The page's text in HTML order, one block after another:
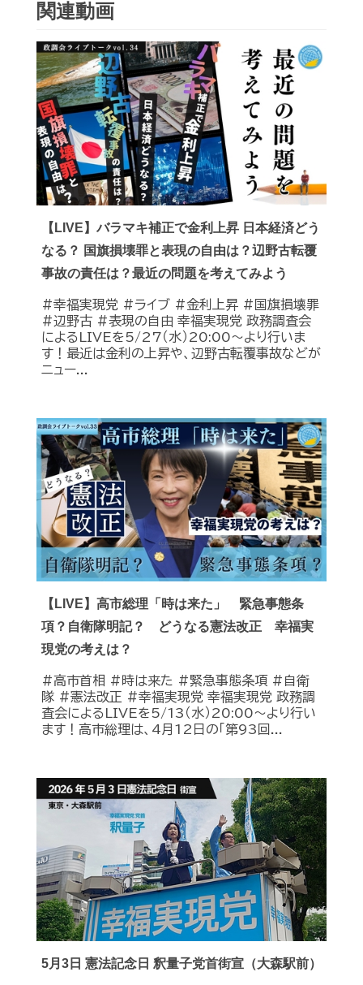
関連動画
【LIVE】バラマキ補正で金利上昇 日本経済どう
なる？ 国旗損壊罪と表現の自由は？辺野古転覆
事故の責任は？最近の問題を考えてみよう
#幸福実現党 #ライブ #金利上昇 #国旗損壊罪
#辺野古 #表現の自由 幸福実現党 政務調査会
によるLIVEを5/27（水）20:00〜より行いま
す！最近は金利の上昇や、辺野古転覆事故などが
ニュー...
【LIVE】高市総理「時は来た」 緊急事態条
項？自衛隊明記？ どうなる憲法改正 幸福実
現党の考えは？
#高市首相 #時は来た #緊急事態条項 #自衛
隊 #憲法改正 #幸福実現党 幸福実現党 政務調
査会によるLIVEを5/13（水）20:00〜より行い
ます！高市総理は、4月12日の「第93回...
5月3日 憲法記念日 釈量子党首街宣（大森駅前）